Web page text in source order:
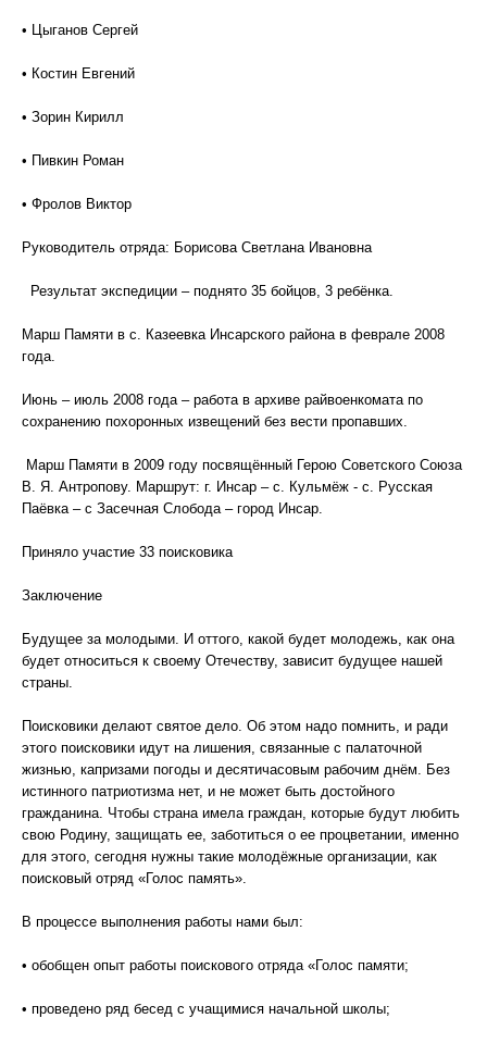
• Цыганов Сергей
• Костин Евгений
• Зорин Кирилл
• Пивкин Роман
• Фролов Виктор
Руководитель отряда: Борисова Светлана Ивановна
Результат экспедиции – поднято 35 бойцов, 3 ребёнка.
Марш Памяти в с. Казеевка Инсарского района в феврале 2008
года.
Июнь – июль 2008 года – работа в архиве райвоенкомата по
сохранению похоронных извещений без вести пропавших.
Марш Памяти в 2009 году посвящённый Герою Советского Союза
В. Я. Антропову. Маршрут: г. Инсар – с. Кульмёж - с. Русская
Паёвка – с Засечная Слобода – город Инсар.
Приняло участие 33 поисковика
Заключение
Будущее за молодыми. И оттого, какой будет молодежь, как она
будет относиться к своему Отечеству, зависит будущее нашей
страны.
Поисковики делают святое дело. Об этом надо помнить, и ради
этого поисковики идут на лишения, связанные с палаточной
жизнью, капризами погоды и десятичасовым рабочим днём. Без
истинного патриотизма нет, и не может быть достойного
гражданина. Чтобы страна имела граждан, которые будут любить
свою Родину, защищать ее, заботиться о ее процветании, именно
для этого, сегодня нужны такие молодёжные организации, как
поисковый отряд «Голос память».
В процессе выполнения работы нами был:
• обобщен опыт работы поискового отряда «Голос памяти;
• проведено ряд бесед с учащимися начальной школы;